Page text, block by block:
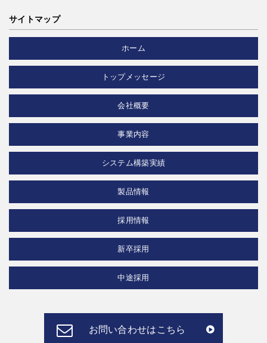
サイトマップ
ホーム
トップメッセージ
会社概要
事業内容
システム構築実績
製品情報
採用情報
新卒採用
中途採用
お問い合わせはこちら